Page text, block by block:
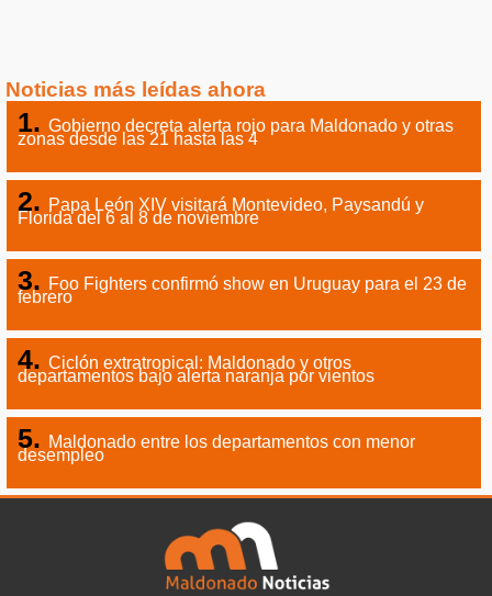
Noticias más leídas ahora
Gobierno decreta alerta rojo para Maldonado y otras
zonas desde las 21 hasta las 4
Papa León XIV visitará Montevideo, Paysandú y
Florida del 6 al 8 de noviembre
Foo Fighters confirmó show en Uruguay para el 23 de
febrero
Ciclón extratropical: Maldonado y otros
departamentos bajo alerta naranja por vientos
Maldonado entre los departamentos con menor
desempleo